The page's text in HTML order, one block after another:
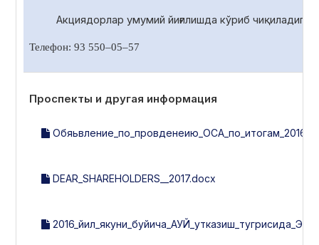
Акциядорлар умумий йиғилишда кўриб
Телефон: 93 550–05–57
Проспекты и другая информация
DEAR_SHAREHOLDERS__2017.docx